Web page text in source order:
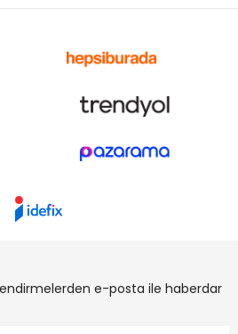
için en taze, çeşitli ve uygun fiyatlı
e-posta ile haberdar